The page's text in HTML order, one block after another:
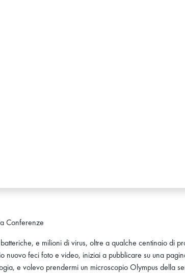
Conferenze
e milioni di virus, oltre a qualche centinaio di
nuovo feci foto e video, iniziai a pubblicare su una
e volevo prendermi un microscopio Olympus della